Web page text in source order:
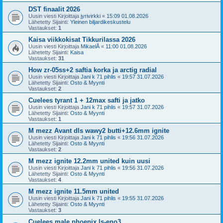
DST finaalit 2026
Uusin viesti Kirjoittaja jyrivirkki « 15:09 01.08.2026
Lähetetty Sijainti: Yleinen biljardikeskustelu
Vastaukset: 1
Kaisa viikkokisat Tikkurilassa 2026
Uusin viesti Kirjoittaja MikaelÅ « 11:00 01.08.2026
Lähetetty Sijainti: Kaisa
Vastaukset: 31
How zr-05ss+2 saftia korka ja arctig radial
Uusin viesti Kirjoittaja Jani k 71 pihlis « 19:57 31.07.2026
Lähetetty Sijainti: Osto & Myynti
Vastaukset: 2
Cuelees tyrant 1 + 12max safti ja jatko
Uusin viesti Kirjoittaja Jani k 71 pihlis « 19:57 31.07.2026
Lähetetty Sijainti: Osto & Myynti
Vastaukset: 1
M mezz Avant dls wawy2 butti+12.6mm ignite
Uusin viesti Kirjoittaja Jani k 71 pihlis « 19:56 31.07.2026
Lähetetty Sijainti: Osto & Myynti
Vastaukset: 2
M mezz ignite 12.2mm united kuin uusi
Uusin viesti Kirjoittaja Jani k 71 pihlis « 19:56 31.07.2026
Lähetetty Sijainti: Osto & Myynti
Vastaukset: 4
M mezz ignite 11.5mm united
Uusin viesti Kirjoittaja Jani k 71 pihlis « 19:55 31.07.2026
Lähetetty Sijainti: Osto & Myynti
Vastaukset: 3